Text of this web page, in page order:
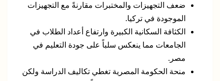
ضعف التجهيزات والمختبرات مقارنةً مع التجهيزات
الموجودة في تركيا.
الكثافة السكانية الكبيرة وارتفاع أعداد الطلاب في
الجامعات مما ينعكس سلباً على جودة التعليم في
مصر.
منحة الحكومة المصرية تغطي تكاليف الدراسة ولكن